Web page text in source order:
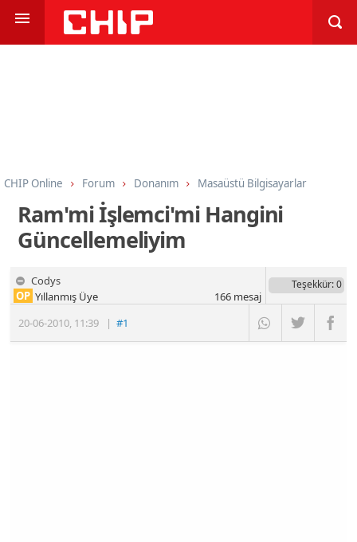
CHIP Online Forum Donanım Masaüstü Bilgisayarlar
Ram'mi İşlemci'mi Hangini
Güncellemeliyim
Codys
20-06-2010, 11:39 |#1
OP Yıllanmış Üye
Teşekkür: 0
166mesaj